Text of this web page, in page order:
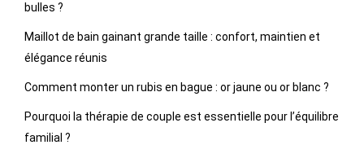
bulles ?
Maillot de bain gainant grande taille : confort, maintien et
élégance réunis
Comment monter un rubis en bague : or jaune ou or blanc ?
Pourquoi la thérapie de couple est essentielle pour l’équilibre
familial ?